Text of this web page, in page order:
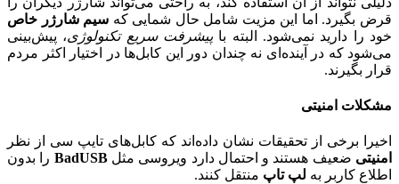
قرض بگیرد. اما این مزیت شامل حال شمایی که سیم شارژر خاص
خود را دارید نمی‌شود. البته باپیشرفت سریع تکنولوژی، پیش‌بینی
می‌شود که در آینده‌ای نه چندان دور این کابل‌ها در اختیار اکثر مردم
قرار بگیرند.
مشکلات امنیتی
اخیرا برخی از تحقیقات نشان داده‌اند که کابل‌های تایپ سی از نظر
امنیتی ضعیف هستند و احتمال دارد ویروسی مثلBadUSB را بدون
اطلاع کاربر به لپ تاپ منتقل کنند.